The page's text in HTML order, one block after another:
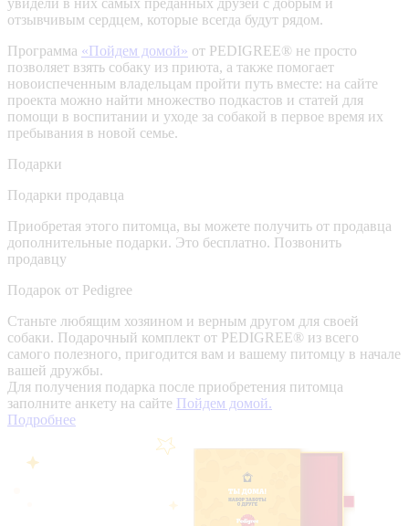
отзывчивым сердцем, которые всегда будут рядом.
Программа «Пойдем домой» от PEDIGREE® не просто
позволяет взять собаку из приюта, а также помогает
новоиспеченным владельцам пройти путь вместе: на сайте
проекта можно найти множество подкастов и статей для
помощи в воспитании и уходе за собакой в первое время их
пребывания в новой семье.
Подарки
Подарки продавца
Приобретая этого питомца, вы можете получить от продавца
дополнительные подарки. Это бесплатно. Позвонить
продавцу
Подарок от Pedigree
Станьте любящим хозяином и верным другом для своей
собаки. Подарочный комплект от PEDIGREE® из всего
самого полезного, пригодится вам и вашему питомцу в начале
вашей дружбы.
Для получения подарка после приобретения питомца
заполните анкету на сайте Пойдем домой.
Подробнее